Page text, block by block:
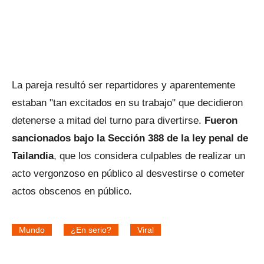
La pareja resultó ser repartidores y aparentemente
estaban "tan excitados en su trabajo" que decidieron
detenerse a mitad del turno para divertirse. Fueron
sancionados bajo la Sección 388 de la ley penal de
Tailandia, que los considera culpables de realizar un
acto vergonzoso en público al desvestirse o cometer
actos obscenos en público.
Mundo ¿En serio? Viral